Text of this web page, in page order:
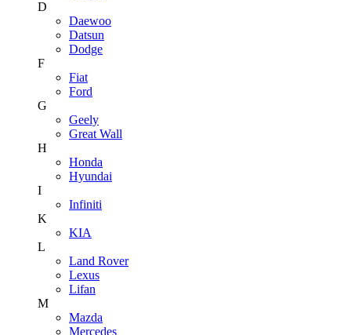
D
Daewoo
Datsun
Dodge
F
Fiat
Ford
G
Geely
Great Wall
H
Honda
Hyundai
I
Infiniti
K
KIA
L
Land Rover
Lexus
Lifan
M
Mazda
Mercedes